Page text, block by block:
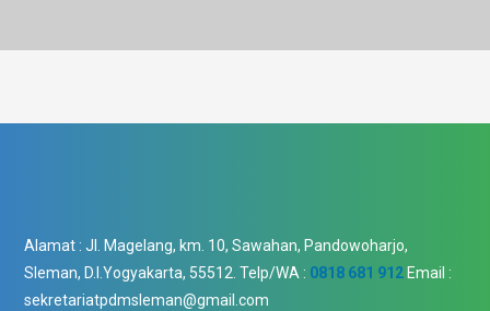
Alamat :Jl. Magelang, km. 10, Sawahan, Pandowoharjo,
Sleman, D.I.Yogyakarta, 55512. Telp/WA : 0818 681 912 Email :
sekretariatpdmsleman@gmail.com